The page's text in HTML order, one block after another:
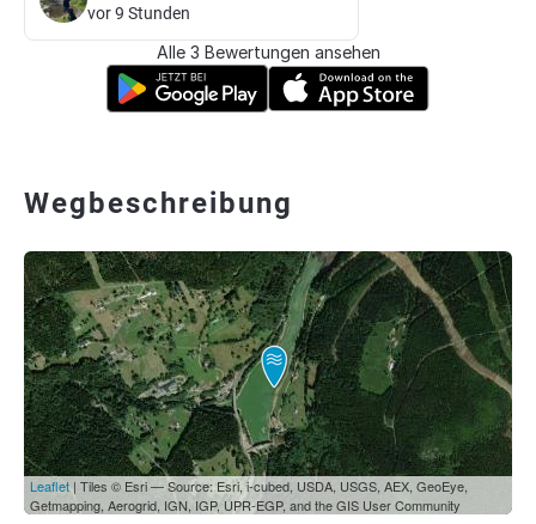
vor 9 Stunden
Alle 3 Bewertungen ansehen
Wegbeschreibung
Leaflet| Tiles © Esri — Source: Esri, i-cubed, USDA, USGS, AEX, GeoEye,
Getmapping, Aerogrid, IGN, IGP, UPR-EGP, and the GIS User Community